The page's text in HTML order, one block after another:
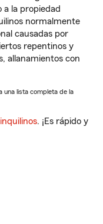
a la propiedad
normalmente
causadas por
repentinos y
allanamientos con
una lista completa de la
. ¡Es rápido y